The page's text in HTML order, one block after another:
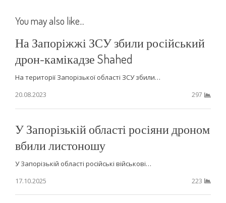
You may also like...
На Запоріжжі ЗСУ збили російський
дрон-камікадзе Shahed
На території Запорізької області ЗСУ збили…
20.08.2023
297
У Запорізькій області росіяни дроном
вбили листоношу
У Запорізькій області російські військові…
17.10.2025
223